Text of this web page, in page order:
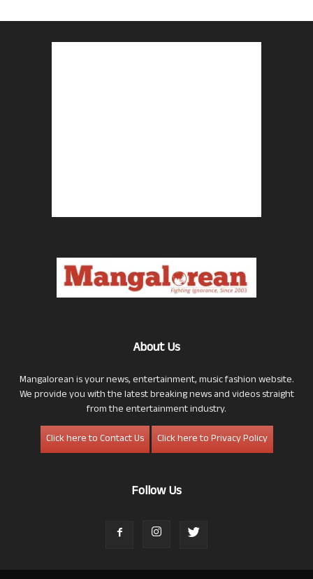
About Us
Mangalorean is your news, entertainment, music fashion website.
We provide you with the latest breaking news and videos straight
from the entertainment industry.
Click here to Contact Us
Click here to Privacy Policy
Follow Us